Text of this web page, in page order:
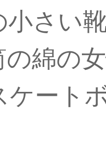
さい
綿の
ート